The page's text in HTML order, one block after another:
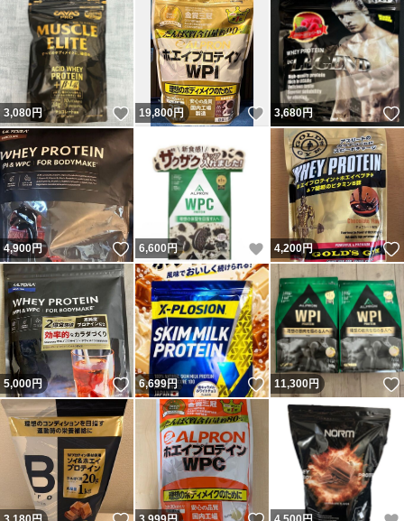
3,080円 いいね！
19,800円 いいね！
3,680円
4,900円 いいね！
6,600 円 いいね！
4,200円
5,000円 いいね！
6,699円 いいね！
11,300円